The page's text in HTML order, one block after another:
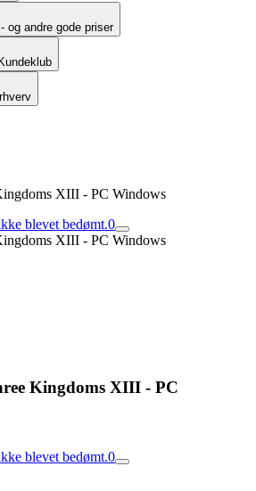
og andre gode priser
XIII - PC Windows
blevet bedømt.0
XIII - PC Windows
Kingdoms XIII - PC
blevet bedømt.0